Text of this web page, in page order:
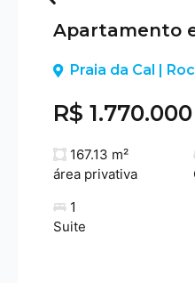
Previous
Apartamento
Praia da Cal |
R$ 1.770.000
167.13 m²
área privativa
1
Suite